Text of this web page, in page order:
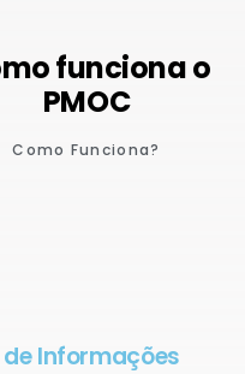
funciona o
PMOC
Como Funciona?
Informações